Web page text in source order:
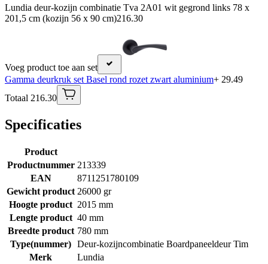
Lundia deur-kozijn combinatie Tva 2A01 wit gegrond links 78 x
201,5 cm (kozijn 56 x 90 cm)216.30
Voeg product toe aan set
Gamma deurkruk set Basel rond rozet zwart aluminium+ 29.49
Totaal 216.30
Specificaties
Product
Productnummer 213339
EAN
8711251780109
Gewicht product 26000 gr
Hoogte product 2015 mm
Lengte product 40 mm
Breedte product 780 mm
Type(nummer) Deur-kozijncombinatie Boardpaneeldeur Tim
Merk
Lundia